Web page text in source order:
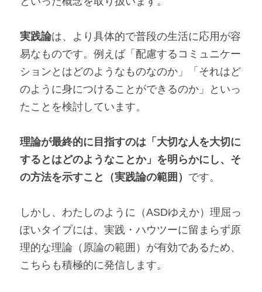
実践論は、より具体的で普段の生活に応用が容
易なものです。例えば「配慮するコミュニケー
ションとはどのようなものなのか」「それはど
のように身につけることができるのか」といっ
たことを検討しています。
理論が最終的に目指すのは「大切な人を大切に
するとはどのようなことか」を明らかにし、そ
の方法を示すこと（実践論の範囲） です。
しかし、わたしのように（ASDゆえか）理屈っ
ぽいタイプには、実践・ハウツーに留まらず原
理的な理論（原論の範囲）が有効であるため、
こちらも積極的に発信します。